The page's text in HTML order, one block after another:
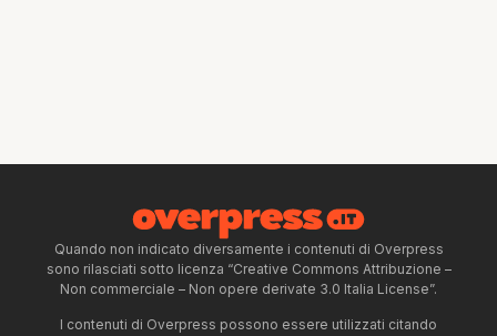
Quando non indicato diversamente i contenuti di Overpress
sono rilasciati sotto licenza “Creative Commons Attribuzione –
Non commerciale – Non opere derivate 3.0 Italia License”.
I contenuti di Overpress possono essere utilizzati citando